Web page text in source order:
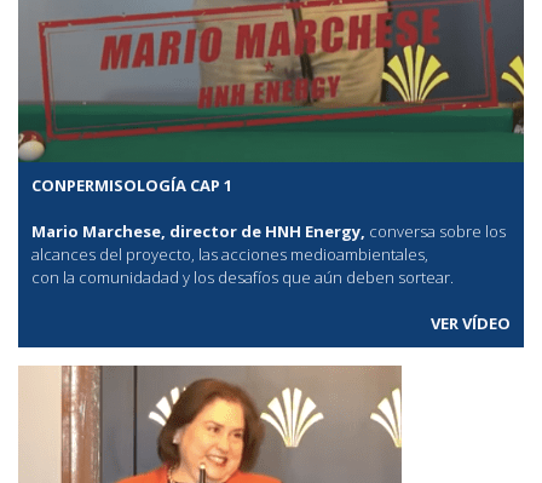
CONPERMISOLOGÍA CAP 1
Mario Marchese, director de HNH Energy, conversa sobre los
alcances del proyecto, las acciones medioambientales,
con la comunidadad y los desafíos que aún deben sortear.
VER VÍDEO